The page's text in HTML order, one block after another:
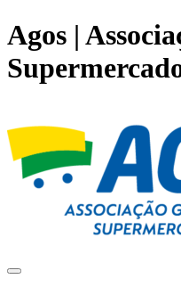
Agos |